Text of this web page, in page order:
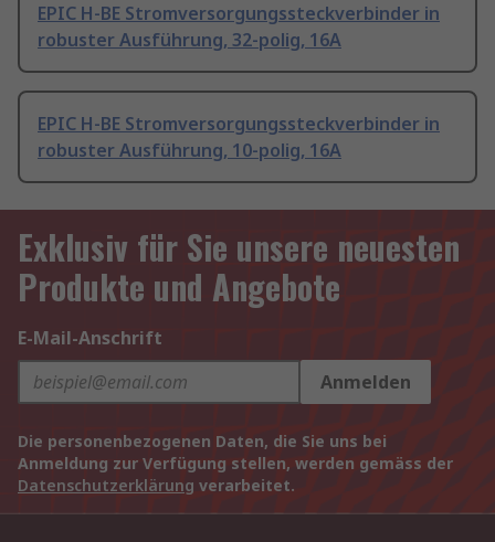
EPIC H-BE Stromversorgungssteckverbinder in
robuster Ausführung, 32-polig, 16A
EPIC H-BE Stromversorgungssteckverbinder in
robuster Ausführung, 10-polig, 16A
Exklusiv für Sie unsere neuesten
Produkte und Angebote
E-Mail-Anschrift
Anmelden
Die personenbezogenen Daten, die Sie uns bei
Anmeldung zur Verfügung stellen, werden gemäss der
Datenschutzerklärung verarbeitet.